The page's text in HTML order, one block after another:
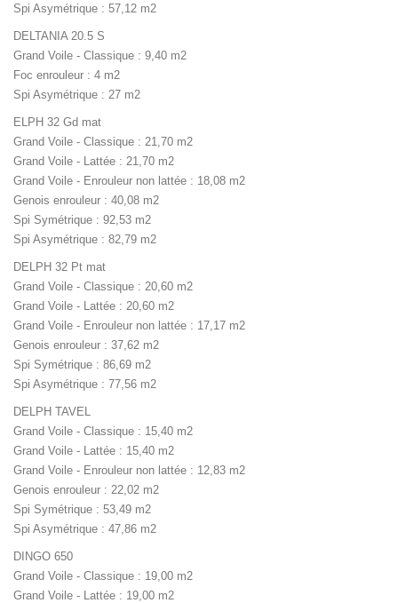
Spi Asymétrique : 57,12 m2
DELTANIA 20.5 S
Grand Voile - Classique : 9,40 m2
Foc enrouleur : 4 m2
Spi Asymétrique : 27 m2
ELPH 32 Gd mat
Grand Voile - Classique : 21,70 m2
Grand Voile - Lattée : 21,70 m2
Grand Voile - Enrouleur non lattée : 18,08 m2
Genois enrouleur : 40,08 m2
Spi Symétrique : 92,53 m2
Spi Asymétrique : 82,79 m2
DELPH 32 Pt mat
Grand Voile - Classique : 20,60 m2
Grand Voile - Lattée : 20,60 m2
Grand Voile - Enrouleur non lattée : 17,17 m2
Genois enrouleur : 37,62 m2
Spi Symétrique : 86,69 m2
Spi Asymétrique : 77,56 m2
DELPH TAVEL
Grand Voile - Classique : 15,40 m2
Grand Voile - Lattée : 15,40 m2
Grand Voile - Enrouleur non lattée : 12,83 m2
Genois enrouleur : 22,02 m2
Spi Symétrique : 53,49 m2
Spi Asymétrique : 47,86 m2
DINGO 650
Grand Voile - Classique : 19,00 m2
Grand Voile - Lattée : 19,00 m2